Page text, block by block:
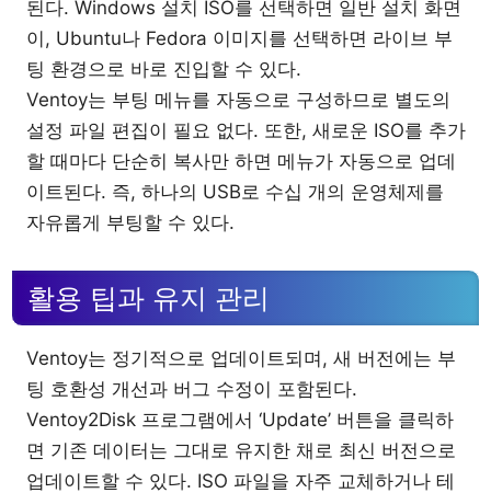
된다. Windows 설치 ISO를 선택하면 일반 설치 화면
이, Ubuntu나 Fedora 이미지를 선택하면 라이브 부
팅 환경으로 바로 진입할 수 있다.
Ventoy는 부팅 메뉴를 자동으로 구성하므로 별도의
설정 파일 편집이 필요 없다. 또한, 새로운 ISO를 추가
할 때마다 단순히 복사만 하면 메뉴가 자동으로 업데
이트된다. 즉, 하나의 USB로 수십 개의 운영체제를
자유롭게 부팅할 수 있다.
활용 팁과 유지 관리
Ventoy는 정기적으로 업데이트되며, 새 버전에는 부
팅 호환성 개선과 버그 수정이 포함된다.
Ventoy2Disk 프로그램에서 ‘Update’ 버튼을 클릭하
면 기존 데이터는 그대로 유지한 채로 최신 버전으로
업데이트할 수 있다. ISO 파일을 자주 교체하거나 테